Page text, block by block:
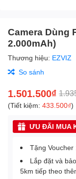
Camera Dùng
2.000mAh)
Thương hiệu: EZVIZ
So sánh
1.501.500₫
(Tiết kiệm: 433.500₫)
ƯU ĐÃI MUA
Tặng
Lắp đặt và
5km tiếp theo